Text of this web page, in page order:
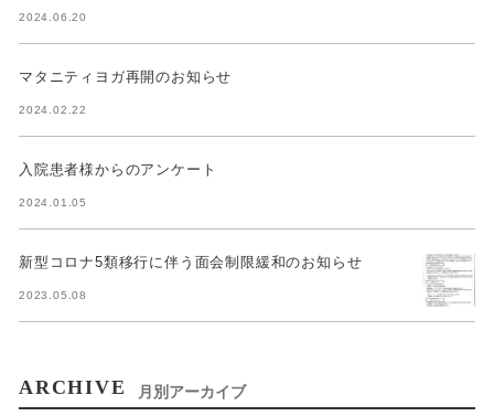
2024.06.20
マタニティヨガ再開のお知らせ
2024.02.22
入院患者様からのアンケート
2024.01.05
新型コロナ5類移行に伴う面会制限緩和のお知らせ
2023.05.08
ARCHIVE 月別アーカイブ